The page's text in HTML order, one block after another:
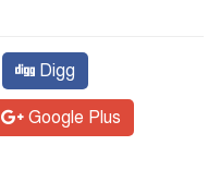
Digg
Google Plus